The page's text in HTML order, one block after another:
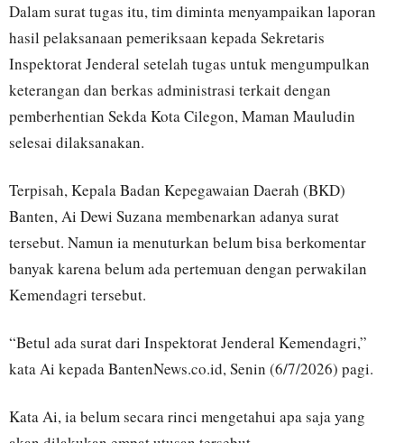
Dalam surat tugas itu, tim diminta menyampaikan laporan
hasil pelaksanaan pemeriksaan kepada Sekretaris
Inspektorat Jenderal setelah tugas untuk mengumpulkan
keterangan dan berkas administrasi terkait dengan
pemberhentian Sekda Kota Cilegon, Maman Mauludin
selesai dilaksanakan.
Terpisah, Kepala Badan Kepegawaian Daerah (BKD)
Banten, Ai Dewi Suzana membenarkan adanya surat
tersebut. Namun ia menuturkan belum bisa berkomentar
banyak karena belum ada pertemuan dengan perwakilan
Kemendagri tersebut.
“Betul ada surat dari Inspektorat Jenderal Kemendagri,”
kata Ai kepada BantenNews.co.id, Senin (6/7/2026) pagi.
Kata Ai, ia belum secara rinci mengetahui apa saja yang